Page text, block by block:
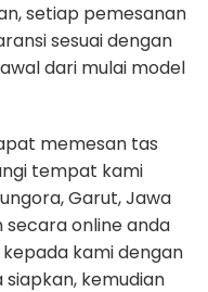
setiap pemesanan
sesuai dengan
dari mulai model
memesan tas
tempat kami
Garut, Jawa
secara online anda
kami dengan
kemudian